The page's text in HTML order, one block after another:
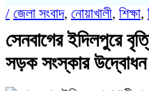
/ জেলা সংবাদ, নোয়াখালী, শিক্ষা,
সেনবাগের ইদিলপুরে
সড়ক সংস্কার উদ্বোধন